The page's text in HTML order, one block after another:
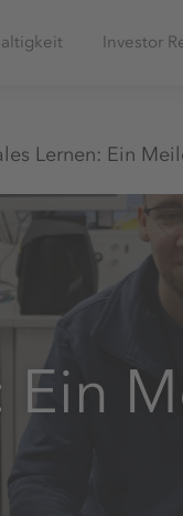
Investor
Lernen: Ein